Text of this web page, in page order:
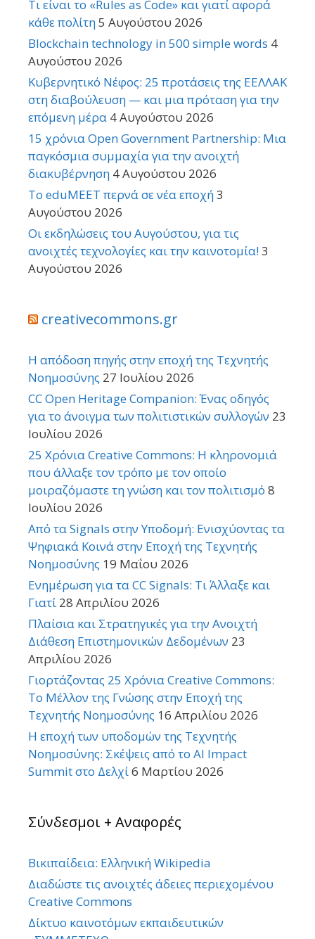
Τι είναι το «Rules as Code» και γιατί αφορά
κάθε πολίτη5 Αυγούστου 2026
Blockchain technology in 500 simple words 4
Αυγούστου 2026
Κυβερνητικό Νέφος: 25 προτάσεις της ΕΕΛΛΑΚ
στη διαβούλευση — και μια πρόταση για την
επόμενη μέρα 4 Αυγούστου 2026
15 χρόνια Open Government Partnership: Μια
παγκόσμια συμμαχία για την ανοιχτή
διακυβέρνηση 4 Αυγούστου 2026
Το eduMEET περνά σε νέα εποχή3
Αυγούστου 2026
Οι εκδηλώσεις του Αυγούστου, για τις
ανοιχτές τεχνολογίες και την καινοτομία!3
Αυγούστου 2026
creativecommons.gr
Η απόδοση πηγής στην εποχή της Τεχνητής
Νοημοσύνης 27 Ιουλίου 2026
CC Open Heritage Companion: Ένας οδηγός
για το άνοιγμα των πολιτιστικών συλλογών 23
Ιουλίου 2026
25 Χρόνια Creative Commons: Η κληρονομιά
που άλλαξε τον τρόπο με τον οποίο
μοιραζόμαστε τη γνώση και τον πολιτισμό 8
Ιουλίου 2026
Από τα Signals στην Υποδομή: Ενισχύοντας τα
Ψηφιακά Κοινά στην Εποχή της Τεχνητής
Νοημοσύνης 19 Μαΐου 2026
Ενημέρωση για τα CC Signals: Τι Άλλαξε και
Γιατί 28 Απριλίου 2026
Πλαίσια και Στρατηγικές για την Ανοιχτή
Διάθεση Επιστημονικών Δεδομένων 23
Απριλίου 2026
Γιορτάζοντας 25 Χρόνια Creative Commons:
Το Μέλλον της Γνώσης στην Εποχή της
Τεχνητής Νοημοσύνης 16 Απριλίου 2026
Η εποχή των υποδομών της Τεχνητής
Νοημοσύνης: Σκέψεις από το AI Impact
Summit στο Δελχί6 Μαρτίου 2026
Σύνδεσμοι + Αναφορές
Βικιπαίδεια: Ελληνική Wikipedia
Διαδώστε τις ανοιχτές άδειες περιεχομένου
Creative Commons
Δίκτυο καινοτόμων εκπαιδευτικών